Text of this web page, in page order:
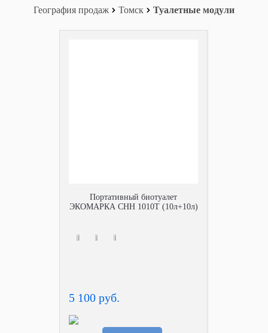
География продаж Томск Туалетные модули
Портативный биотуалет
ЭКОМАРКА СНН 1010Т (10л+10л)
5 100 руб.